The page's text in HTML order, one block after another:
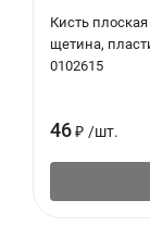
Кисть
щетина,
0102615
46₽ /шт.